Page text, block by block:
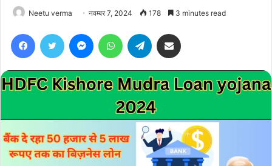
Neetu verma नवम्बर 7, 2024 178 3 minutes read
FacebookTwitter MessengerWhatsAppTelegram